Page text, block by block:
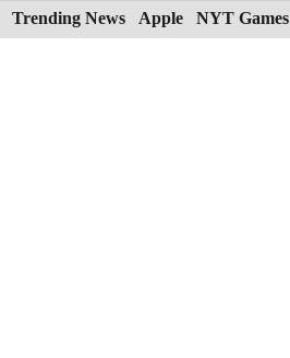
Skip
to
Trending News Apple NYT Games